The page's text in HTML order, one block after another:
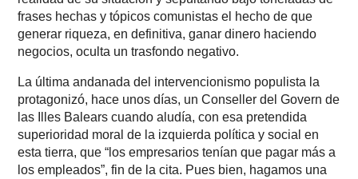
frases hechas y tópicos comunistas el hecho de que
generar riqueza, en definitiva, ganar dinero haciendo
negocios, oculta un trasfondo negativo.
La última andanada del intervencionismo populista la
protagonizó, hace unos días, un Conseller del Govern de
las Illes Balears cuando aludía, con esa pretendida
superioridad moral de la izquierda política y social en
esta tierra, que “los empresarios tenían que pagar más a
los empleados”, fin de la cita. Pues bien, hagamos una